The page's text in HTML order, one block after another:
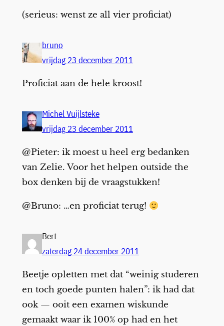
(serieus: wenst ze all vier proficiat)
bruno
vrijdag 23 december 2011
Proficiat aan de hele kroost!
Michel Vuijlsteke
vrijdag 23 december 2011
@Pieter: ik moest u heel erg bedanken
van Zelie. Voor het helpen outside the
box denken bij de vraagstukken!
@Bruno: …en proficiat terug!
Bert
zaterdag 24 december 2011
Beetje opletten met dat “weinig studeren
en toch goede punten halen”: ik had dat
ook — ooit een examen wiskunde
gemaakt waar ik 100% op had en het